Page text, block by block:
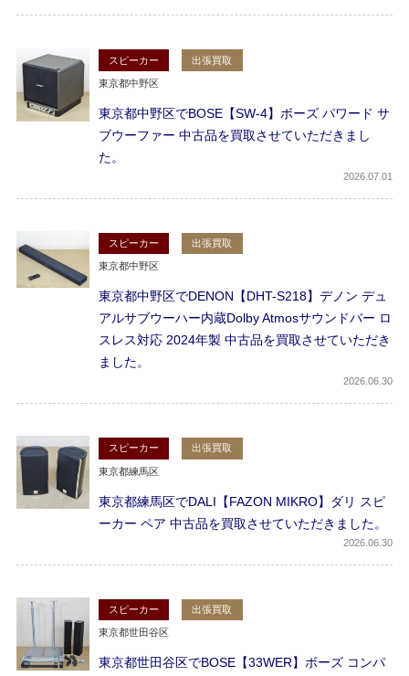
スピーカー 出張買取
東京都中野区
東京都中野区でBOSE【SW-4】ボーズ パワード サ
ブウーファー 中古品を買取させていただきまし
た。
2026 07.01
スピーカー 出張買取
東京都中野区
東京都中野区でDENON【DHT-S218】デノン デュ
アルサブウーハー内蔵Dolby Atmosサウンドバー ロ
スレス対応 2024年製 中古品を買取させていただき
ました。
2026 06.30
スピーカー 出張買取
東京都練馬区
東京都練馬区でDALI【FAZON MIKRO】ダリ スピ
ーカー ペア 中古品を買取させていただきました。
2026 06.30
スピーカー 出張買取
東京都世田谷区
東京都世田谷区でBOSE【33WER】ボーズ コンパ